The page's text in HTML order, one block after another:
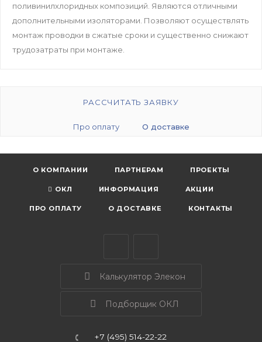
поливинилхлоридных композиций. Являются отличными
дополнительными изоляторами. Позволяют осуществлять
монтаж проводки в сжатые сроки и существенно снижают
трудозатраты при монтаже.
РАССЧИТАТЬ ЗАЯВКУ
Про оплату О доставке
О КОМПАНИИ ПАРТНЕРАМ ПРОЕКТЫ
ОКЛ ИНФОРМАЦИЯ АКЦИИ
ПРО ОПЛАТУ О ДОСТАВКЕ КОНТАКТЫ
Калькулятор Элекон
Подборщик ОКЛ
+7 (495) 514-22-22